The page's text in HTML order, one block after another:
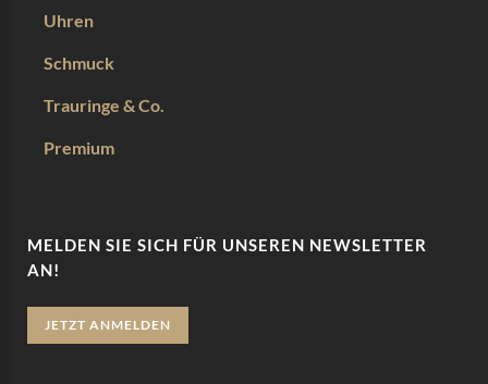
Uhren
Schmuck
Trauringe & Co.
Premium
MELDEN SIE SICH FÜR UNSEREN NEWSLETTER
AN!
JETZT ANMELDEN